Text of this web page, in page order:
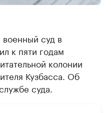
суд в
к пяти годам
колонии
Кузбасса. Об
суда.